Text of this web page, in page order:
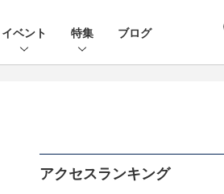
イベント 特集 ブログ
アクセスランキング